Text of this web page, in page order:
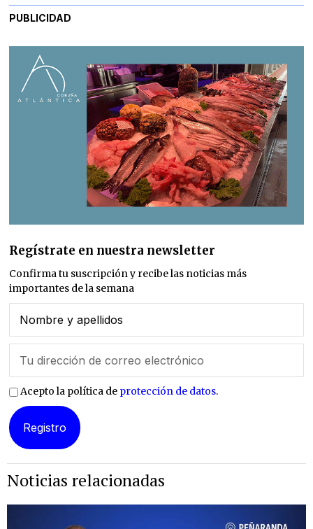
PUBLICIDAD
Regístrate en nuestra newsletter
Confirma tu suscripción y recibe las noticias más
importantes de la semana
Acepto la política de protección de datos.
Noticias relacionadas